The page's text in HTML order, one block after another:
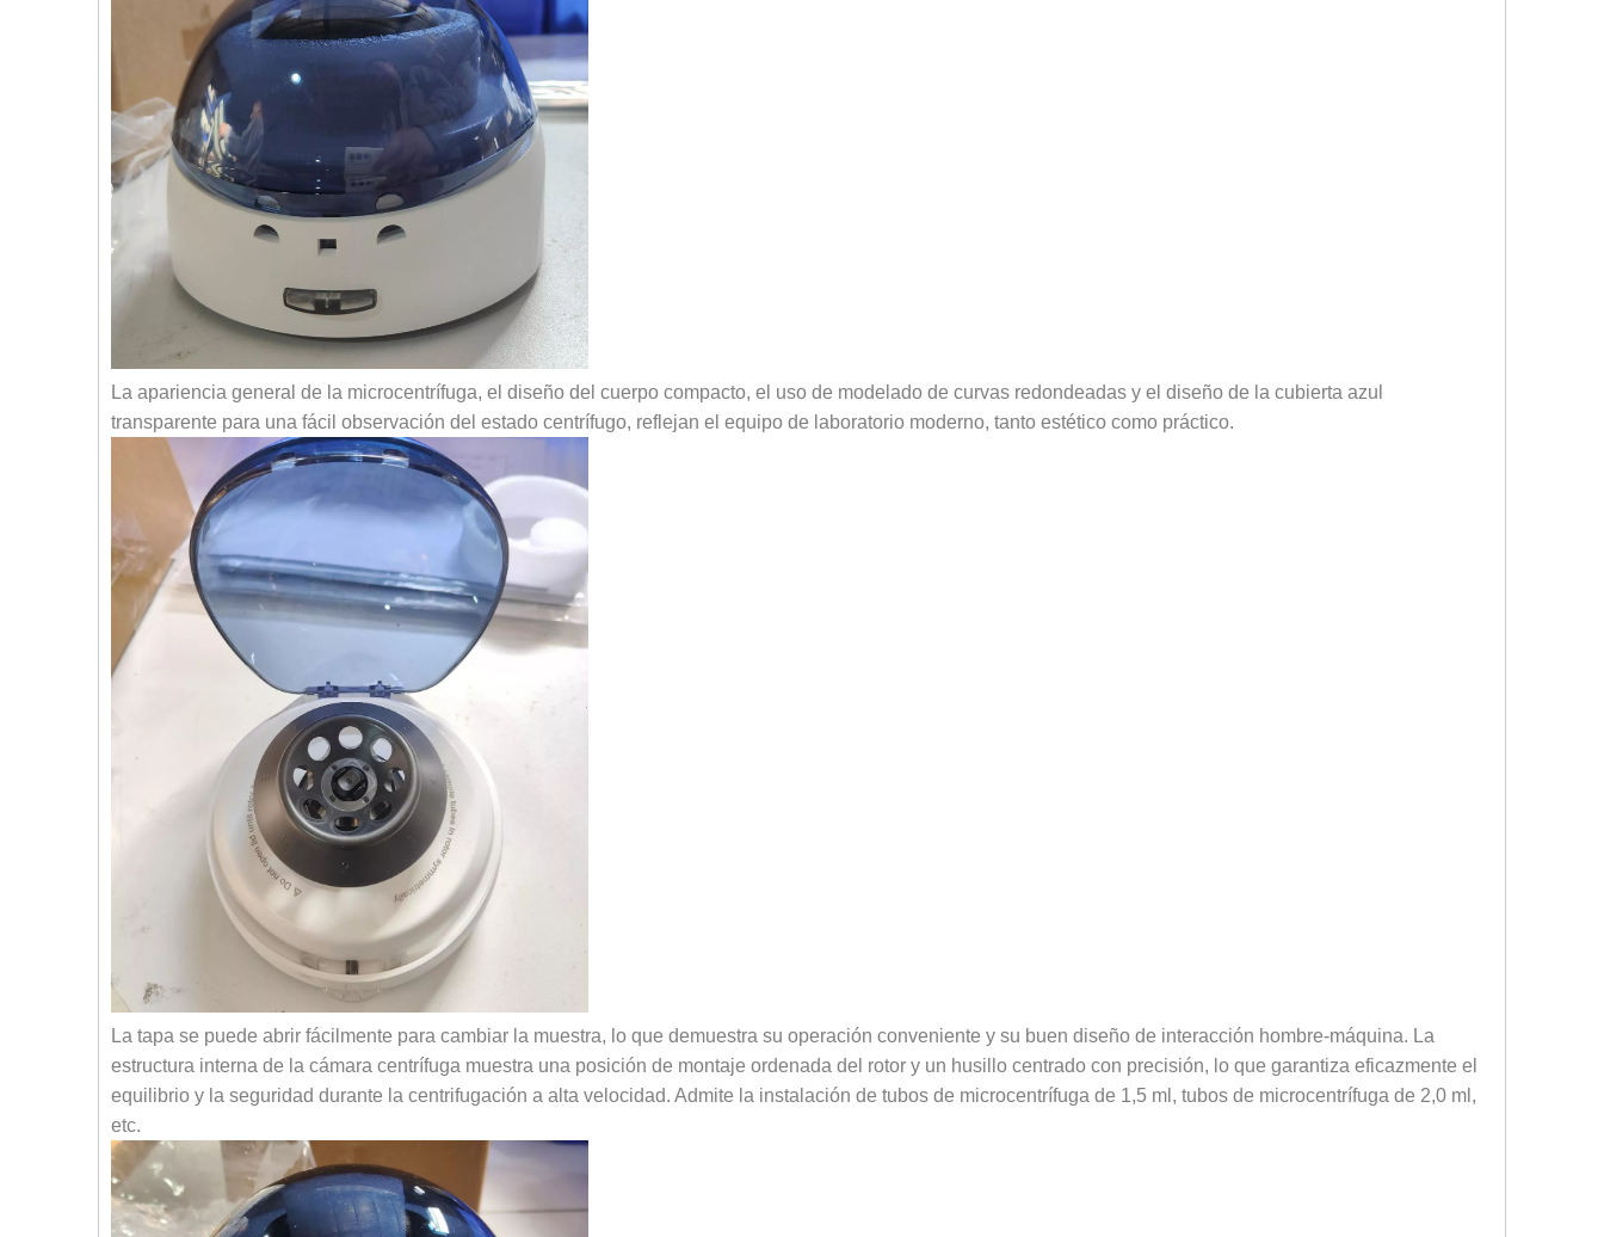
La apariencia general de la microcentrífuga, el diseño del cuerpo compacto, el uso de modelado de curvas redondeadas y el diseño de la cubierta azul
transparente para una fácil observación del estado centrífugo, reflejan el equipo de laboratorio moderno, tanto estético como práctico.
La tapa se puede abrir fácilmente para cambiar la muestra, lo que demuestra su operación conveniente y su buen diseño de interacción hombre-máquina. La
estructura interna de la cámara centrífuga muestra una posición de montaje ordenada del rotor y un husillo centrado con precisión, lo que garantiza eficazmente el
equilibrio y la seguridad durante la centrifugación a alta velocidad. Admite la instalación de tubos de microcentrífuga de 1,5 ml, tubos de microcentrífuga de 2,0 ml,
etc.